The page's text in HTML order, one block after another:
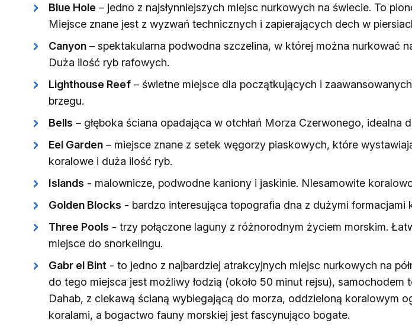
Blue Hole – jedno z najsłynniejszych miejsc nurkowych na świecie. To
Miejsce znane jest z wyzwań technicznych i zapierających dech w
Canyon – spektakularna podwodna szczelina, w której można nurkować
Duża ilość ryb rafowych.
Lighthouse Reef – świetne miejsce dla początkujących i
brzegu.
Bells – głęboka ściana opadająca w otchłań Morza Czerwonego, idealna
Eel Garden – miejsce znane z setek węgorzy piaskowych, które
koralowe i duża ilość ryb.
Islands - malownicze, podwodne kaniony i jaskinie. NIesamowite
Golden Blocks - bardzo interesująca topografia dna z dużymi formacjami
Three Pools - trzy połączone laguny z różnorodnym życiem morskim.
miejsce do snorkelingu.
Gabr el Bint - to jedno z najbardziej atrakcyjnych miejsc nurkowych na
do tego miejsca jest możliwy łodzią (około 50 minut rejsu),
Dahab, z ciekawą ścianą wybiegającą do morza, oddzieloną koralowym
koralami, a bogactwo fauny morskiej jest fascynująco bogate.